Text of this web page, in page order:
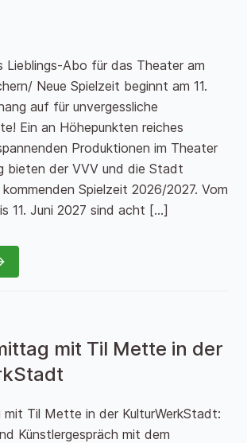
Lieblings-Abo für das Theater am
Neue Spielzeit beginnt am 11.
auf für unvergessliche
Ein an Höhepunkten reiches
Produktionen im Theater
bieten der VVV und die Stadt
Spielzeit 2026/2027. Vom
11. Juni 2027 sind acht […]
mit Til Mette in der
mit Til Mette in der KulturWerkStadt:
Künstlergespräch mit dem